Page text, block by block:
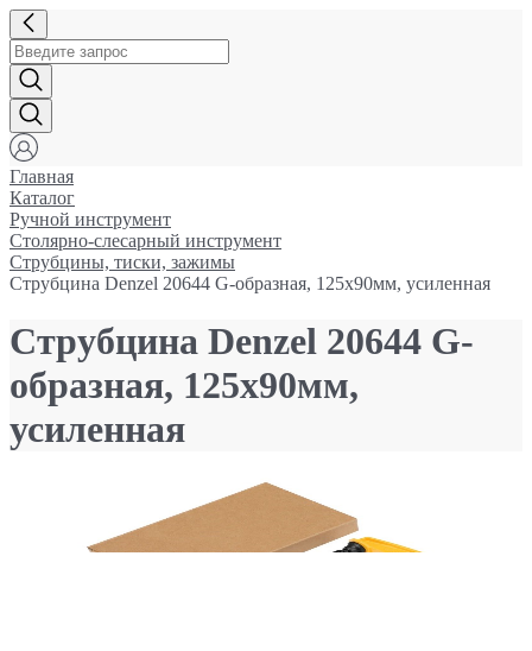
Главная
Каталог
Ручной инструмент
Столярно-слесарный инструмент
Струбцины, тиски, зажимы
Струбцина Denzel 20644 G-образная, 125x90мм, усиленная
Струбцина Denzel 20644 G-
образная, 125x90мм,
усиленная